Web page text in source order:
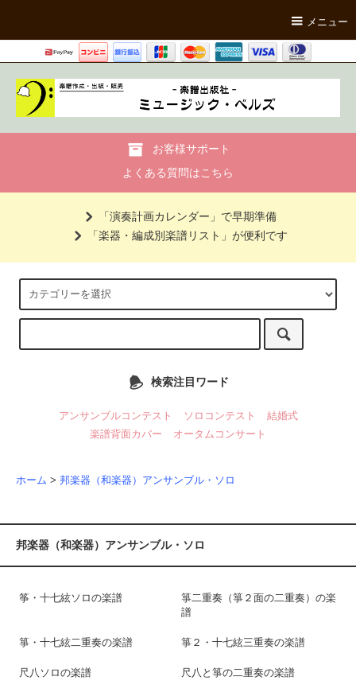
メニュー
お客様サポート
よくある質問はこちら
「演奏計画カレンダー」で早期準備
「楽器・編成別楽譜リスト」が便利です
検索注目ワード
アンサンブルコンテスト ソロコンテスト
結婚式
楽譜背面カバー
オータムコンサート
ホーム > 邦楽器（和楽器）アンサンブル・ソロ
邦楽器（和楽器）アンサンブル・ソロ
筝・十七絃ソロの楽譜
箏二重奏（箏２面の二重奏）の楽
譜
箏・十七絃二重奏の楽譜 箏２・十七絃三重奏の楽譜
尺八ソロの楽譜 尺八と箏の二重奏の楽譜